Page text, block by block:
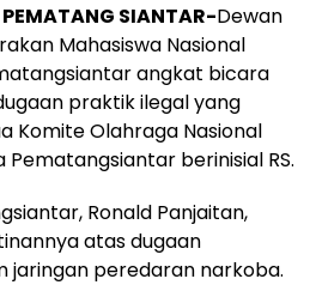
SIANTAR-‎Dewan
Mahasiswa Nasional
angkat bicara
praktik ilegal yang
Komite Olahraga Nasional
Pematangsiantar berinisial RS.
Ronald Panjaitan,
atas dugaan
jaringan peredaran narkoba.